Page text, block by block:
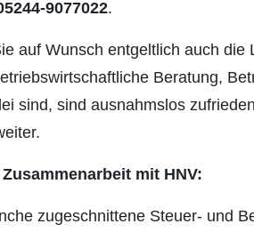
9077022.
auf Wunsch entgeltlich auch
Beratung,
sind, sind ausnahmslos
mit HNV:
zugeschnittene Steuer- und